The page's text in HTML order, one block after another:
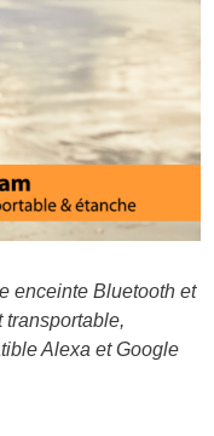
enceinte Bluetooth et
transportable,
Alexa et Google